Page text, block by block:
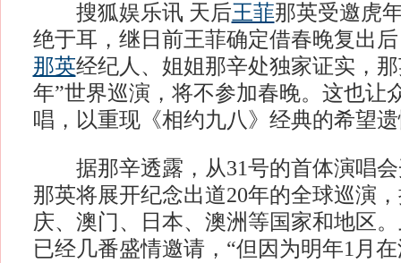
搜狐娱乐讯 天后王菲那英受邀虎
绝于耳，继日前王菲确定借春晚复出
那英经纪人、姐姐那辛处独家证实，
年”世界巡演，将不参加春晚。这也让
唱，以重现《相约九八》经典的希望
据那辛透露，从31号的首体演唱会
那英将展开纪念出道20年的全球巡演
庆、澳门、日本、澳洲等国家和地区
已经几番盛情邀请，“但因为明年1月